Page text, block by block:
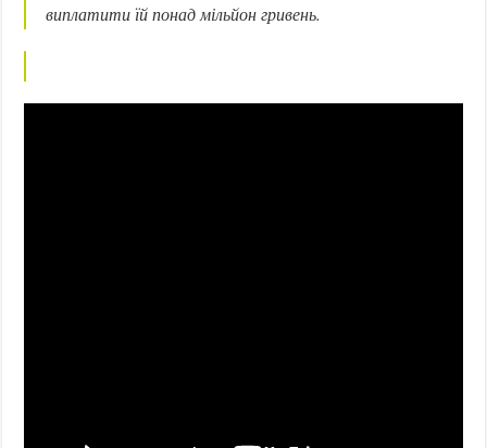
виплатити їй понад мільйон гривень.